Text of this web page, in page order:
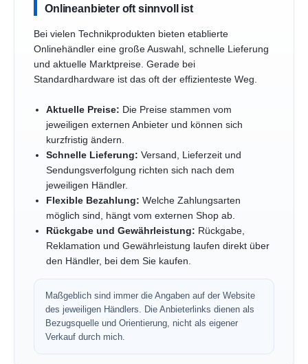
Onlineanbieter oft sinnvoll ist
Bei vielen Technikprodukten bieten etablierte
Onlinehändler eine große Auswahl, schnelle Lieferung
und aktuelle Marktpreise. Gerade bei
Standardhardware ist das oft der effizienteste Weg.
Aktuelle Preise: Die Preise stammen vom
jeweiligen externen Anbieter und können sich
kurzfristig ändern.
Schnelle Lieferung: Versand, Lieferzeit und
Sendungsverfolgung richten sich nach dem
jeweiligen Händler.
Flexible Bezahlung: Welche Zahlungsarten
möglich sind, hängt vom externen Shop ab.
Rückgabe und Gewährleistung: Rückgabe,
Reklamation und Gewährleistung laufen direkt über
den Händler, bei dem Sie kaufen.
Maßgeblich sind immer die Angaben auf der Website
des jeweiligen Händlers. Die Anbieterlinks dienen als
Bezugsquelle und Orientierung, nicht als eigener
Verkauf durch mich.